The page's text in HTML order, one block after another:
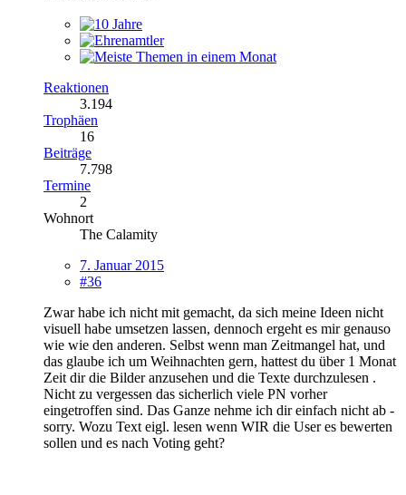
Reaktionen
3.194
Trophäen
16
Beiträge
7.798
Termine
2
Wohnort
The Calamity
7. Januar 2015
#36
Zwar habe ich nicht mit gemacht, da sich meine Ideen nicht
visuell habe umsetzen lassen, dennoch ergeht es mir genauso
wie wie den anderen. Selbst wenn man Zeitmangel hat, und
das glaube ich um Weihnachten gern, hattest du über 1 Monat
Zeit dir die Bilder anzusehen und die Texte durchzulesen .
Nicht zu vergessen das sicherlich viele PN vorher
eingetroffen sind. Das Ganze nehme ich dir einfach nicht ab -
sorry. Wozu Text eigl. lesen wenn WIR die User es bewerten
sollen und es nach Voting geht?